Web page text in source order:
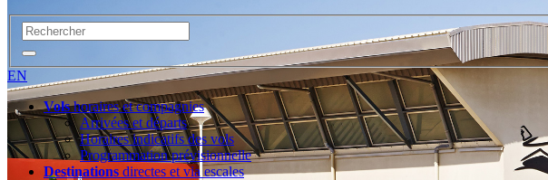
EN
Volshoraires et compagnies
Arrivées et départs
Horaires indicatifs des vols
Programmation prévisionnelle
Destinations directes et via escales